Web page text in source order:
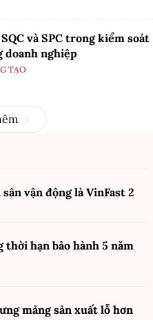
và SPC trong kiểm soát
doanh nghiệp
TẠO
vận động là VinFast2
hạn bảo hành 5 năm
mảng sản xuất lỗ hơn